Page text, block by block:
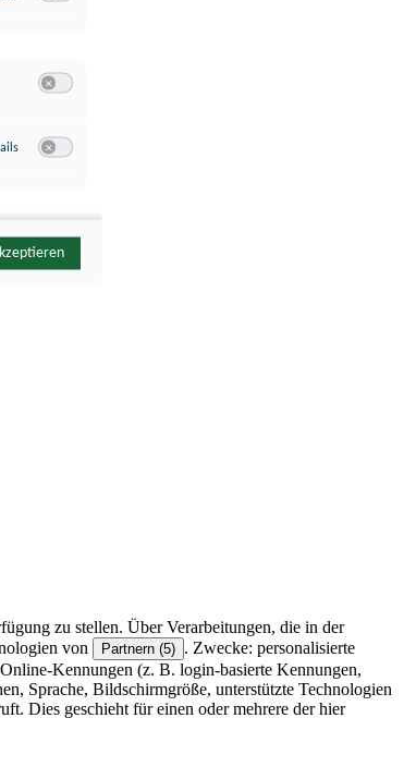
zu stellen. Über Verarbeitungen, die in der
von Partnern (5) . Zwecke: personalisierte
Kennungen (z. B. login-basierte Kennungen,
Sprache, Bildschirmgröße, unterstützte Technologien
Dies geschieht für einen oder mehrere der hier
zu YouTube